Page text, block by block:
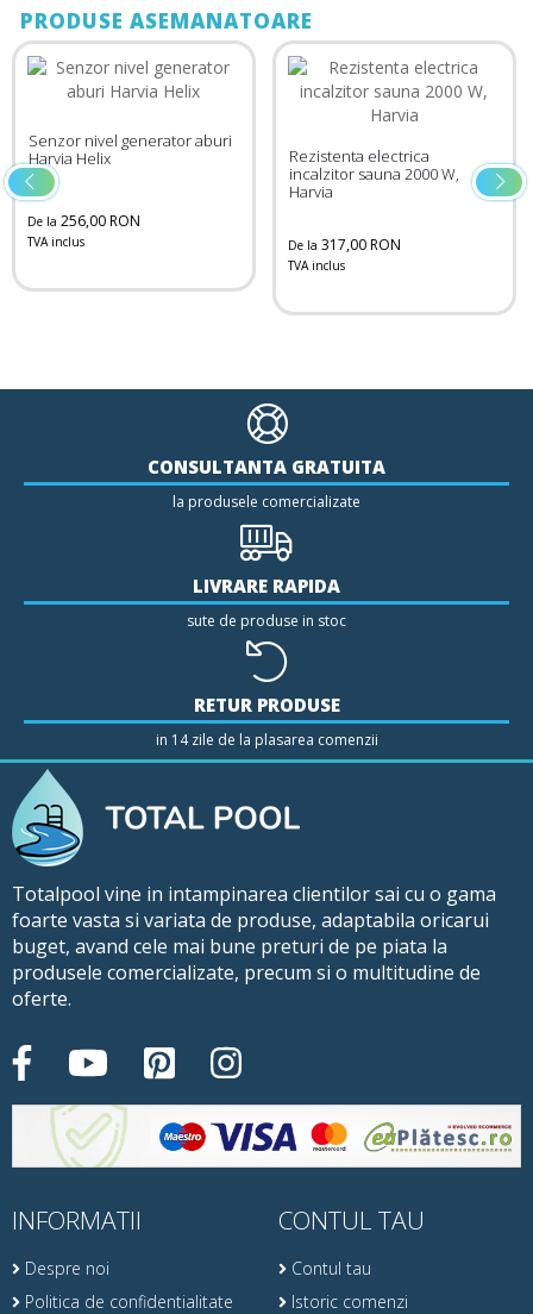
PRODUSE ASEMANATOARE
Rezistenta electrica
generator aburi Helo
TVA inclus
CONSULTANTA GRATUITA
la produsele comercializate
LIVRARE RAPIDA
sute de produse in stoc
RETUR PRODUSE
in 14 zile de la plasarea comenzii
Totalpool vine in intampinarea clientilor sai cu o gama
foarte vasta si variata de produse, adaptabila oricarui
buget, avand cele mai bune preturi de pe piata la
produsele comercializate, precum si o multitudine de
oferte.
INFORMATII
Despre noi
Politica de confidentialitate
CONTUL TAU
Contul tau
Istoric comenzi